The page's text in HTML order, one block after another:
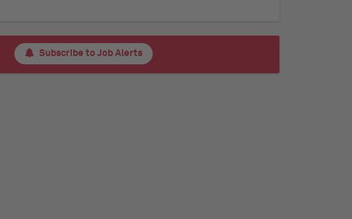
Subscribe to Job Alerts